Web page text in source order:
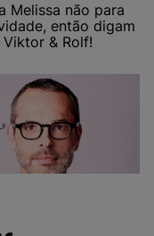
Melissa não para
então digam
& Rolf!